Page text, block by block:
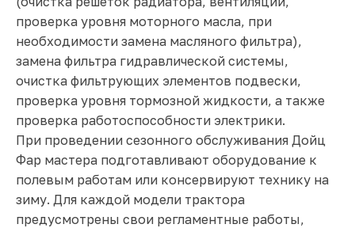
проверка уровня моторного масла, при
необходимости замена масляного фильтра),
замена фильтра гидравлической системы,
очистка фильтрующих элементов подвески,
проверка уровня тормозной жидкости, а также
проверка работоспособности электрики.
При проведении сезонного обслуживания Дойц
Фар мастера подготавливают оборудование к
полевым работам или консервируют технику на
зиму. Для каждой модели трактора
предусмотрены свои регламентные работы,